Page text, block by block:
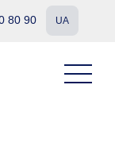
80 90 UA